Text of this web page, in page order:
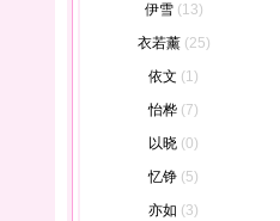
伊雪 (13)
衣若薰 (25)
依文 (1)
怡桦 (7)
以晓 (0)
忆铮 (5)
亦如 (3)